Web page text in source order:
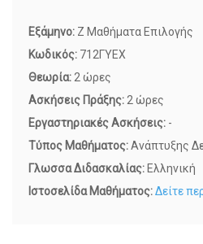
Εξάμηνο: Z Μαθήματα Επιλογής
Κωδικός: 712ΓΥΕΧ
Θεωρία: 2 ώρες
Ασκήσεις Πράξης: 2 ώρες
Εργαστηριακές Ασκήσεις: -
Τύπος Μαθήματος:Ανάπτυξης
Γλωσσα Διδασκαλίας: Ελληνική
Ιστοσελίδα Μαθήματος:Δείτε